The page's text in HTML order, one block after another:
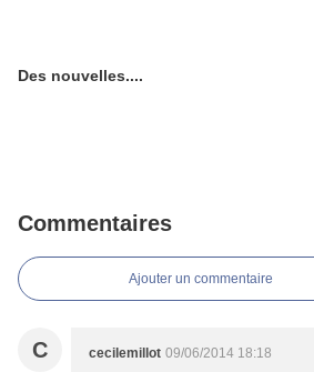
Des nouvelles....
Commentaires
Ajouter un commentaire
C cecilemillot 09/06/2014 18:18